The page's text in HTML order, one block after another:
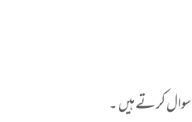
کرتے ہیں ۔